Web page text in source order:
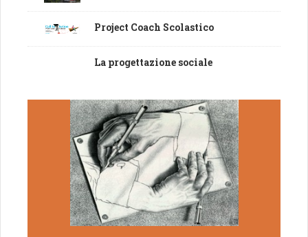
Project Coach Scolastico
La progettazione sociale